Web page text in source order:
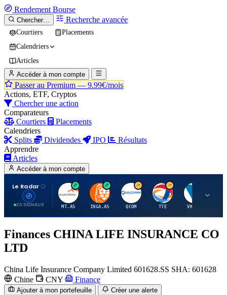
Rendement Bourse
Chercher… Recherche avancée
Courtiers
Placements
Calendriers
Articles
Accéder à mon compte
Passer au Premium — 9.99€/mois
Actions, ETF, Cryptos
Chercher une action
Comparateurs
Courtiers
Placements
Calendriers
Splits
Dividendes IPO
Résultats
Apprendre
Articles
Accéder à mon compte
Le Radar
20 SIGNAUX
A
MT.AS
I
INGA.AS
Q
QCOM
T
TTE VK.PA
Finances CHINA LIFE INSURANCE CO
LTD
China Life Insurance Company Limited 601628.SS SHA: 601628
Chine
CNY Finance
Ajouter à mon portefeuille Créer une alerte